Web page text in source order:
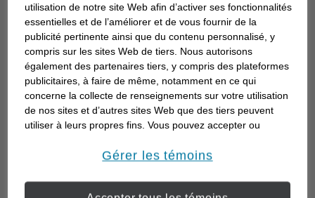
utilisation de notre site Web afin d’activer ses fonctionnalités
essentielles et de l’améliorer et de vous fournir de la
publicité pertinente ainsi que du contenu personnalisé, y
compris sur les sites Web de tiers. Nous autorisons
également des partenaires tiers, y compris des plateformes
publicitaires, à faire de même, notamment en ce qui
concerne la collecte de renseignements sur votre utilisation
de nos sites et d’autres sites Web que des tiers peuvent
utiliser à leurs propres fins. Vous pouvez accepter ou
Pour en savoir plus sur la façon dont nous utilisons les
veuillez consulter notreDéclaration de confidentialité de
Gérer les témoins